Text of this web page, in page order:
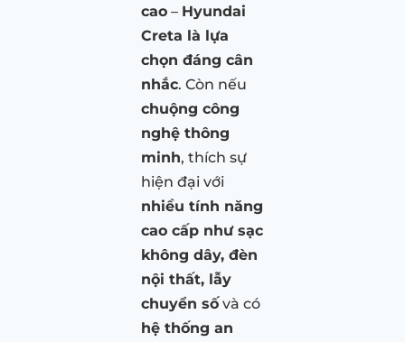
cao – Hyundai
Creta là lựa
chọn đáng cân
nhắc. Còn nếu
chuộng công
nghệ thông
minh, thích sự
hiện đại với
nhiều tính năng
cao cấp như sạc
không dây, đèn
nội thất, lẫy
chuyển sốvà có
hệ thống an